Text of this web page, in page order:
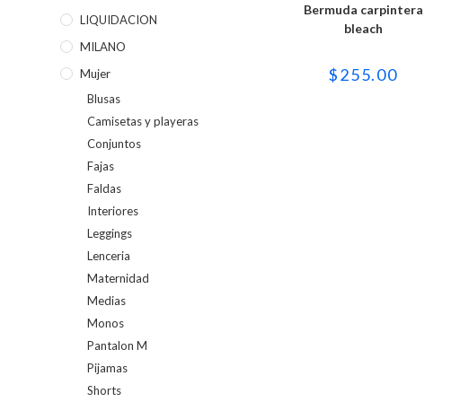
variantes.
Las
pueden
elegir
Bermuda carpintera
bleach
$255.00
LIQUIDACION
MILANO
Mujer
Blusas
Camisetas y playeras
Conjuntos
Fajas
Faldas
Interiores
Leggings
Lenceria
Maternidad
Medias
Monos
Pantalon M
Pijamas
Shorts